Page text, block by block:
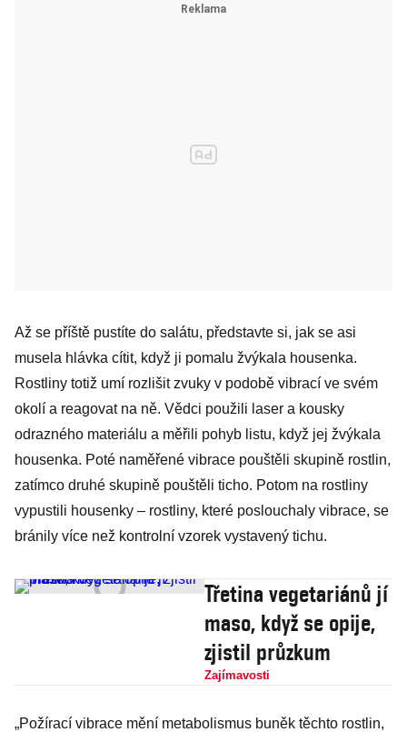
Až se příště pustíte do salátu, představte si, jak se asi
musela hlávka cítit, když ji pomalu žvýkala housenka.
Rostliny totiž umí rozlišit zvuky v podobě vibrací ve svém
okolí a reagovat na ně. Vědci použili laser a kousky
odrazného materiálu a měřili pohyb listu, když jej žvýkala
housenka. Poté naměřené vibrace pouštěli skupině rostlin,
zatímco druhé skupině pouštěli ticho. Potom na rostliny
vypustili housenky – rostliny, které poslouchaly vibrace, se
bránily více než kontrolní vzorek vystavený tichu.
Třetina vegetariánů jí
maso, když se opije,
zjistil průzkum
Zajímavosti
„Požírací vibrace mění metabolismus buněk těchto rostlin,